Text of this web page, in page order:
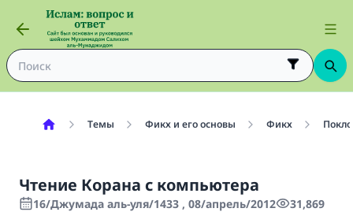
Темы Фикх и его основы Фикх
Чтение Корана с компьютера
16/Джумада аль-уля/1433 , 08/апрель/2012 31,869